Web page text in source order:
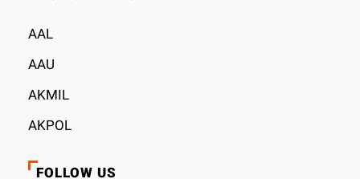
AAL
AAU
AKMIL
AKPOL
FOLLOW US